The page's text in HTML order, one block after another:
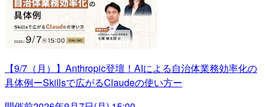
【9/7（月）】Anthropic登壇！AIによる自治体業務効率化の
具体例ーSkillsで広がるClaudeの使い方ー